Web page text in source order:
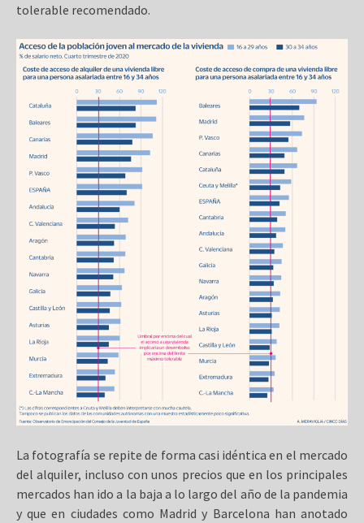
tolerable recomendado.
La fotografía se repite de forma casi idéntica en el mercado
del alquiler, incluso con unos precios que en los principales
mercados han ido a la baja a lo largo del año de la pandemia
y que en ciudades como Madrid y Barcelona han anotado